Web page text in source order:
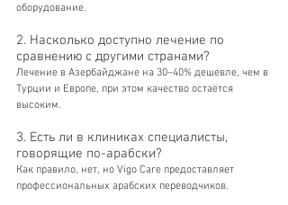
оборудование.
2. Насколько доступно лечение по
сравнению с другими странами?
Лечение в Азербайджане на 30–40% дешевле, чем в
Турции и Европе, при этом качество остаётся
высоким.
3. Есть ли в клиниках специалисты,
говорящие по-арабски?
Как правило, нет, но Vigo Care предоставляет
профессиональных арабских переводчиков.